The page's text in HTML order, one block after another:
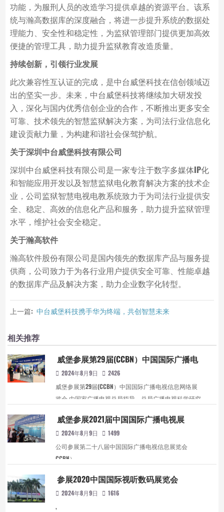
功能，为服刑人员的改造学习提供卓越的资源平台。该系
统与瀚高数据库的深度融合，将进一步提升系统的数据处
理能力、安全性和稳定性，为监狱管理部门提供更加高效
便捷的管理工具，助力提升监狱教育改造质量。
持续创新，引领行业发展
此次兼容性互认证的完成，是中台威堡科技在信创领域迈
出的坚实一步。未来，中台威堡科技将继续加大研发投
入，深化与国内优秀信创企业的合作，不断推出更多安全
可靠、技术领先的智慧监狱解决方案，为司法行业信息化
建设贡献力量，为构建和谐社会保驾护航。
关于深圳中台威堡科技有限公司
深圳中台威堡科技有限公司是一家专注于数字多媒体IP化
和智能应用开发以及智慧监狱电化教育解决方案的技术企
业，公司监狱智慧电视电教系统致力于为司法行业提供安
全、稳定、高效的信息化产品和服务，助力提升监狱管理
水平，维护社会安全稳定。
关于瀚高软件
瀚高软件股份有限公司是国内领先的数据库产品与服务提
供商，公司致力于为各行业用户提供安全可靠、性能卓越
的数据库产品及解决方案，助力企业数字化转型。
上一篇: 中台威堡科技携手华为终端，共创智慧未来
相关推荐
威堡参展第29届(CCBN）中国国际广播电
视信息网络展览会
2024年8月9日
2426
威堡参展第29届(CCBN）中国国际广播电视信息网络展
览会 由国家广播电视总局指导，总局广播电视科学研究
（CCBN）将于2023年4月19-21日在北京首钢会展中心举
行。 ,
威堡参展2021届中国国际广播电视展
(CCBN）
2024年8月9日
1499
公司参展第二十八届中国国际广播电视信息展览会
CCBN） ,
参展2020中国国际视听数码展览会
2024年8月9日
1616
,